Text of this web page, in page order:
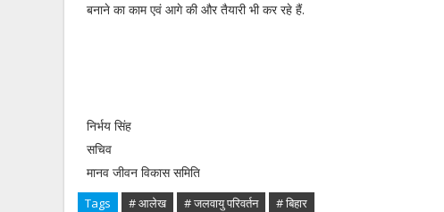
बनाने का काम एवं आगे की और तैयारी भी कर रहे हैं.
निर्भय सिंह
सचिव
मानव जीवन विकास समिति
Tags # आलेख # जलवायु परिवर्तन # बिहार